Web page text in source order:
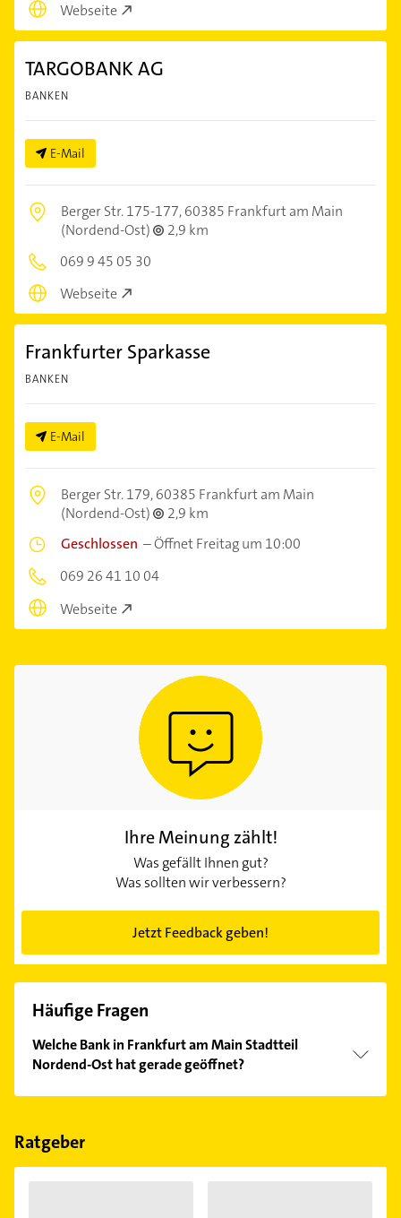
Webseite
TARGOBANK AG
BANKEN
E-Mail
Berger Str. 175-177,60385 Frankfurt am Main
(Nordend-Ost)
2,9 km
069 9 45 05 30
Webseite
Frankfurter Sparkasse
BANKEN
E-Mail
Berger Str. 179,60385 Frankfurt am Main
(Nordend-Ost)
2,9 km
Geschlossen –Öffnet Freitag um 10:00
069 26 41 10 04
Webseite
Ihre Meinung zählt!
Was gefällt Ihnen gut?
Was sollten wir verbessern?
Jetzt Feedback geben!
Häufige Fragen
Welche Bank in Frankfurt am Main Stadtteil
Nordend-Ost hat gerade geöffnet?
Im Anbieter-Bereich finden Sie alleÖffnungszeiten.
Feiertagen abweichen können.
Ratgeber